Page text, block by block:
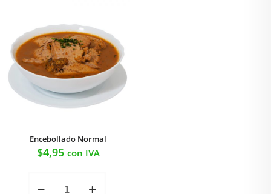
Encebollado Normal
$4,95 con IVA
Normal